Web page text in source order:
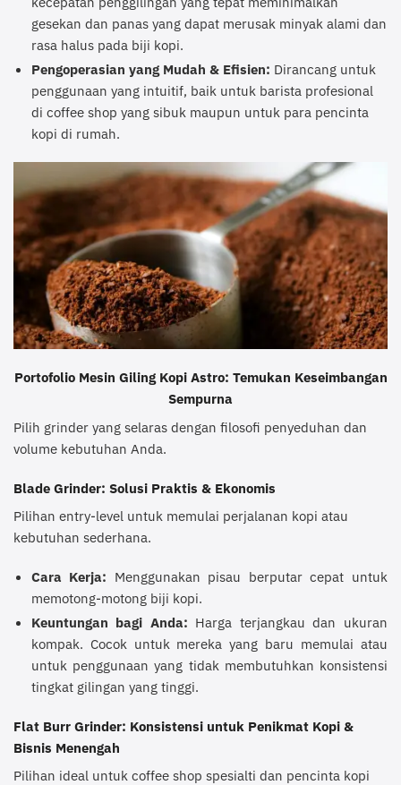
gesekan dan panas yang dapat merusak minyak alami dan
rasa halus pada biji kopi.
Pengoperasian yang Mudah & Efisien: Dirancang untuk
penggunaan yang intuitif, baik untuk barista profesional
di coffee shop yang sibuk maupun untuk para pencinta
kopi di rumah.
Portofolio Mesin Giling Kopi Astro: Temukan Keseimbangan
Sempurna
Pilih grinder yang selaras dengan filosofi penyeduhan dan
volume kebutuhan Anda.
Blade Grinder: Solusi Praktis & Ekonomis
Pilihan entry-level untuk memulai perjalanan kopi atau
kebutuhan sederhana.
Cara Kerja: Menggunakan pisau berputar cepat untuk
memotong-motong biji kopi.
Keuntungan bagi Anda: Harga terjangkau dan ukuran
kompak. Cocok untuk mereka yang baru memulai atau
untuk penggunaan yang tidak membutuhkan konsistensi
tingkat gilingan yang tinggi.
Flat Burr Grinder: Konsistensi untuk Penikmat Kopi &
Bisnis Menengah
Pilihan ideal untuk coffee shop spesialti dan pencinta kopi